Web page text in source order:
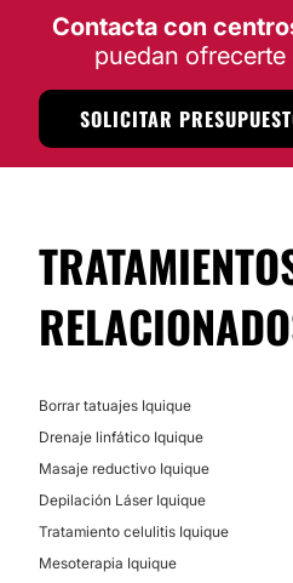
Contacta con
puedan ofrecerte
SOLICITAR
Borrar tatuajes Iquique
Drenaje linfático Iquique
Masaje reductivo Iquique
Depilación Láser Iquique
Tratamiento celulitis Iquique
Mesoterapia Iquique